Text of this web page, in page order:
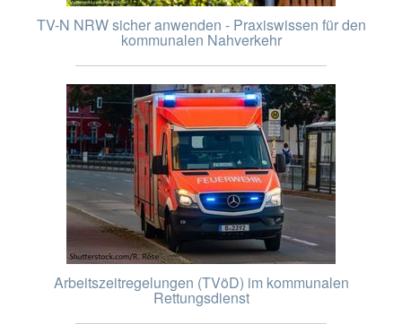
TV-N NRW sicher anwenden - Praxiswissen für den
kommunalen Nahverkehr
Arbeitszeitregelungen (TVöD) im kommunalen
Rettungsdienst